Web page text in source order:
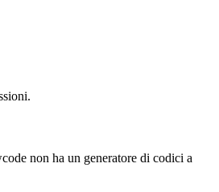
non ha un generatore di codici a